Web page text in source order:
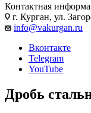
Контактная
г. Курган, ул.
info@vakurgan.ru
Вконтакте
Telegram
YouTube
Дробь